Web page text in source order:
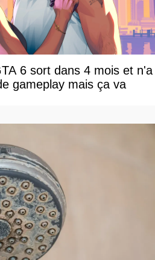
6 sort dans 4 mois et n'a
gameplay mais ça va